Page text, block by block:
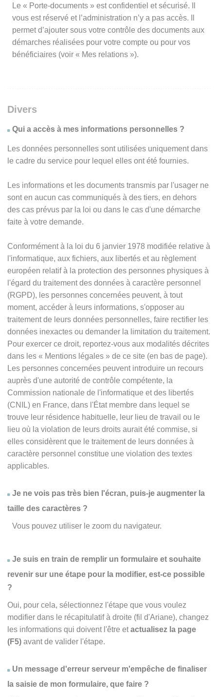
Le « Porte-documents » est confidentiel et sécurisé. Il
vous est réservé et l’administration n’y a pas accès. Il
permet d’ajouter sous votre contrôle des documents aux
démarches réalisées pour votre compte ou pour vos
bénéficiaires (voir « Mes relations »).
Divers
Qui a accès à mes informations personnelles ?
Les données personnelles sont utilisées uniquement dans
le cadre du service pour lequel elles ont été fournies.
Les informations et les documents transmis par l'usager ne
sont en aucun cas communiqués à des tiers, en dehors
des cas prévus par la loi ou dans le cas d'une démarche
faite à votre demande.
Conformément à la loi du 6 janvier 1978 modifiée relative à
l'informatique, aux fichiers, aux libertés et au règlement
européen relatif à la protection des personnes physiques à
l'égard du traitement des données à caractère personnel
(RGPD), les personnes concernées peuvent, à tout
moment, accéder à leurs informations, s'opposer au
traitement de leurs données personnelles, faire rectifier les
données inexactes ou demander la limitation du traitement.
Pour exercer ce droit, reportez-vous aux modalités décrites
dans les « Mentions légales » de ce site (en bas de page).
Les personnes concernées peuvent introduire un recours
auprès d'une autorité de contrôle compétente, la
Commission nationale de l'informatique et des libertés
(CNIL) en France, dans l'État membre dans lequel se
trouve leur résidence habituelle, leur lieu de travail ou le
lieu où la violation de leurs droits aurait été commise, si
elles considèrent que le traitement de leurs données à
caractère personnel constitue une violation des textes
applicables.
Je ne vois pas très bien l'écran, puis-je augmenter la
taille des caractères ?
Vous pouvez utiliser le zoom du navigateur.
Je suis en train de remplir un formulaire et souhaite
revenir sur une étape pour la modifier, est-ce possible
?
Oui, pour cela, sélectionnez l'étape que vous voulez
modifier dans le récapitulatif à droite (fil d'Ariane), changez
les informations qui doivent l'être etactualisez la page
(F5) avant de valider l'étape.
Un message d'erreur serveur m'empêche de finaliser
la saisie de mon formulaire, que faire ?